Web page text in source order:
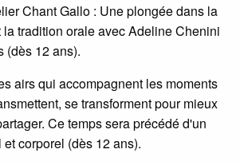
Chant Gallo : Une plongée dans la
tradition orale avec Adeline Chenini
(dès 12 ans).
airs qui accompagnent les moments
se transforment pour mieux
Ce temps sera précédé d'un
corporel (dès 12 ans).